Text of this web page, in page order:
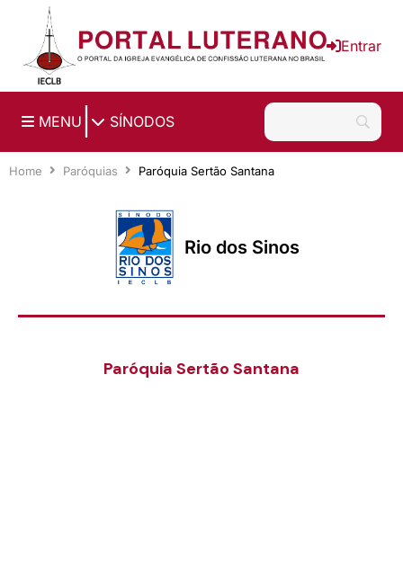
Ir para o conteúdo principal
Entrar
MENU SÍNODOS
Home Paróquias Paróquia Sertão Santana
Rio dos Sinos
Paróquia Sertão Santana